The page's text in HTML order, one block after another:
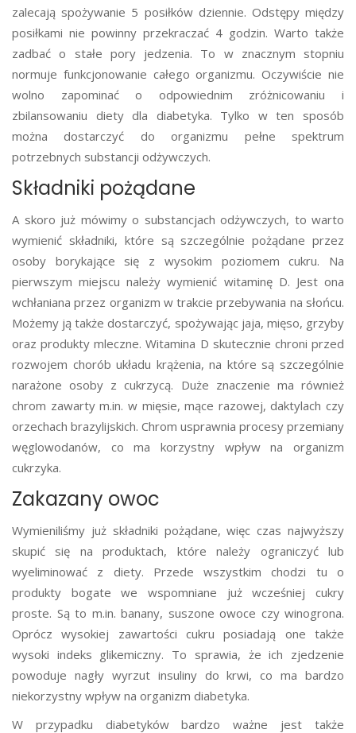
zalecają spożywanie 5 posiłków dziennie. Odstępy między
posiłkami nie powinny przekraczać 4 godzin. Warto także
zadbać o stałe pory jedzenia. To w znacznym stopniu
normuje funkcjonowanie całego organizmu. Oczywiście nie
wolno zapominać o odpowiednim zróżnicowaniu i
zbilansowaniu diety dla diabetyka. Tylko w ten sposób
można dostarczyć do organizmu pełne spektrum
potrzebnych substancji odżywczych.
Składniki pożądane
A skoro już mówimy o substancjach odżywczych, to warto
wymienić składniki, które są szczególnie pożądane przez
osoby borykające się z wysokim poziomem cukru. Na
pierwszym miejscu należy wymienić witaminę D. Jest ona
wchłaniana przez organizm w trakcie przebywania na słońcu.
Możemy ją także dostarczyć, spożywając jaja, mięso, grzyby
oraz produkty mleczne. Witamina D skutecznie chroni przed
rozwojem chorób układu krążenia, na które są szczególnie
narażone osoby z cukrzycą. Duże znaczenie ma również
chrom zawarty m.in. w mięsie, mące razowej, daktylach czy
orzechach brazylijskich. Chrom usprawnia procesy przemiany
węglowodanów, co ma korzystny wpływ na organizm
cukrzyka.
Zakazany owoc
Wymieniliśmy już składniki pożądane, więc czas najwyższy
skupić się na produktach, które należy ograniczyć lub
wyeliminować z diety. Przede wszystkim chodzi tu o
produkty bogate we wspomniane już wcześniej cukry
proste. Są to m.in. banany, suszone owoce czy winogrona.
Oprócz wysokiej zawartości cukru posiadają one także
wysoki indeks glikemiczny. To sprawia, że ich zjedzenie
powoduje nagły wyrzut insuliny do krwi, co ma bardzo
niekorzystny wpływ na organizm diabetyka.
W przypadku diabetyków bardzo ważne jest także